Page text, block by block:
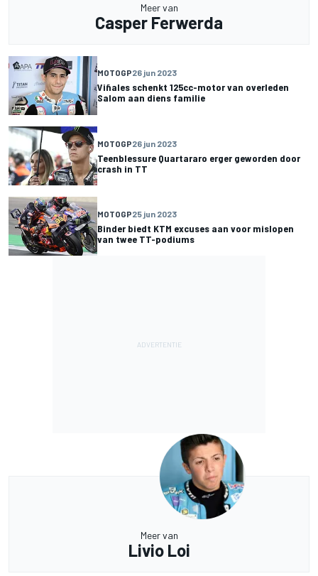
Meer van
Casper Ferwerda
MOTOGP26 jun 2023
Viñales schenkt 125cc-motor van overleden
Salom aan diens familie
MOTOGP26 jun 2023
Teenblessure Quartararo erger geworden door
crash in TT
MOTOGP25 jun 2023
Binder biedt KTM excuses aan voor mislopen
van twee TT-podiums
Meer van
Livio Loi